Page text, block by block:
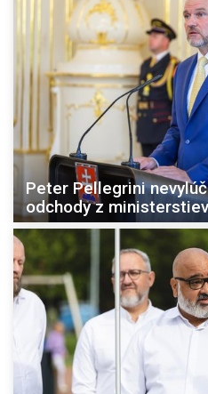
Peter Pellegrini
odchody z ministerstiev